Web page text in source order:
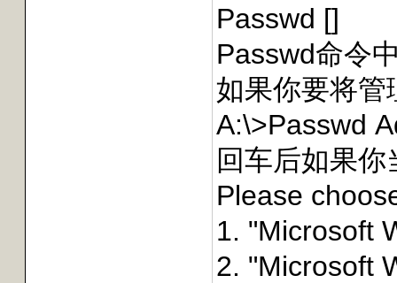
Passwd []
Passwd命令
如果你要将
A:\>Passwd
回车后如果
Please
1. "Microsoft
2. "Microsoft